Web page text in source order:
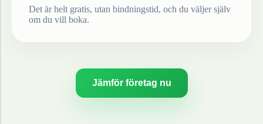
Det är helt gratis, utan bindningstid, och du väljer själv
om du vill boka.
Jämför företag nu